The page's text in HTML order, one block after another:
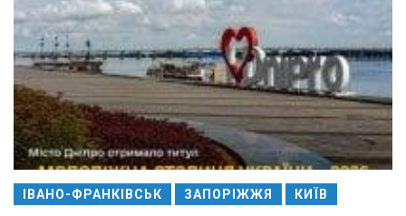
ІВАНО-ФРАНКІВСЬК ЗАПОРІЖЖЯ КИЇВ